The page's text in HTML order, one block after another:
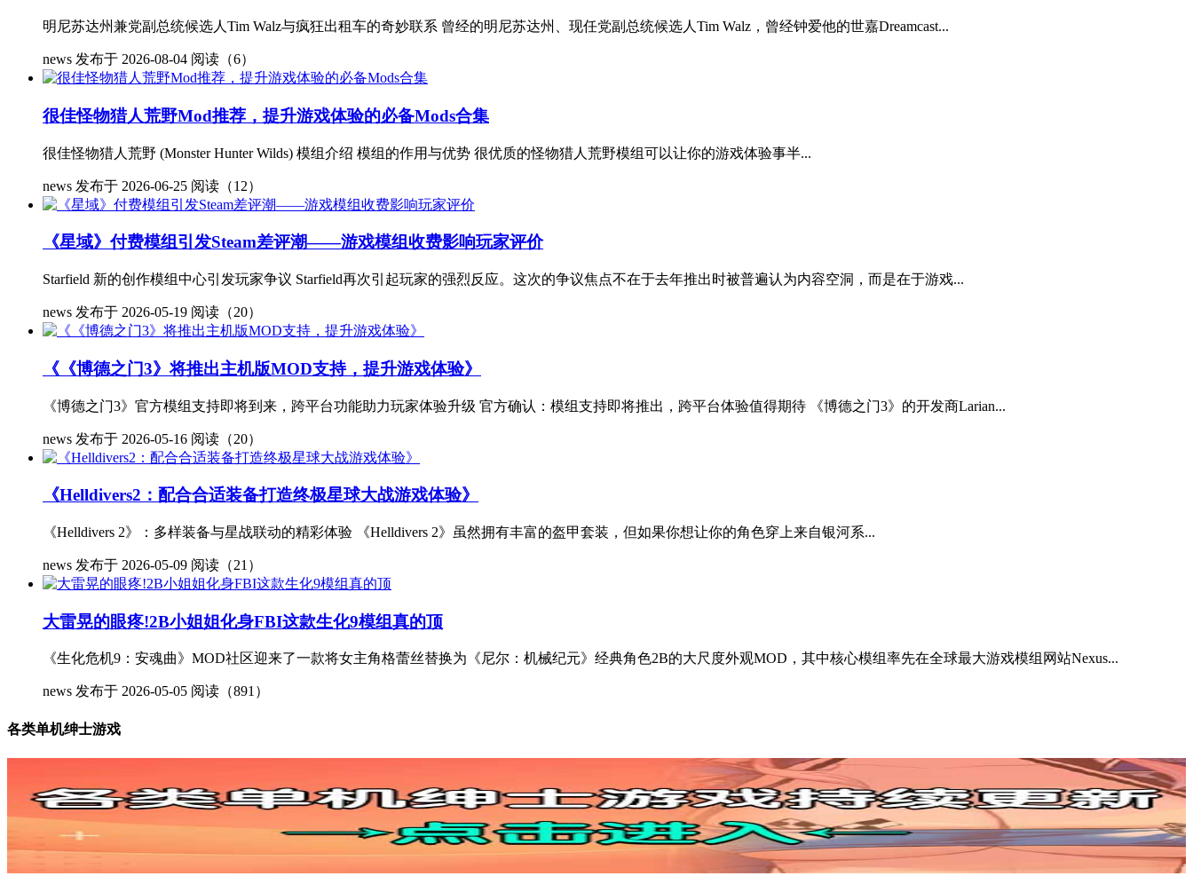
明尼苏达州兼党副总统候选人Tim Walz与疯狂出租车的奇妙联系 曾经的明尼苏达州、现任党副总统候选人Tim Walz，曾经钟爱他的世嘉Dreamcast...
news 发布于 2026-08-04 阅读（6）
很佳怪物猎人荒野Mod推荐，提升游戏体验的必备Mods合集
很佳怪物猎人荒野 (Monster Hunter Wilds) 模组介绍 模组的作用与优势 很优质的怪物猎人荒野模组可以让你的游戏体验事半...
news 发布于 2026-06-25 阅读（12）
《星域》付费模组引发Steam差评潮——游戏模组收费影响玩家评价
Starfield 新的创作模组中心引发玩家争议 Starfield再次引起玩家的强烈反应。这次的争议焦点不在于去年推出时被普遍认为内容空洞，而是在于游戏...
news 发布于 2026-05-19 阅读（20）
《《博德之门3》将推出主机版MOD支持，提升游戏体验》
《博德之门3》官方模组支持即将到来，跨平台功能助力玩家体验升级 官方确认：模组支持即将推出，跨平台体验值得期待 《博德之门3》的开发商Larian...
news 发布于 2026-05-16 阅读（20）
《Helldivers2：配合合适装备打造终极星球大战游戏体验》
《Helldivers 2》：多样装备与星战联动的精彩体验 《Helldivers 2》虽然拥有丰富的盔甲套装，但如果你想让你的角色穿上来自银河系...
news 发布于 2026-05-09 阅读（21）
大雷晃的眼疼!2B小姐姐化身FBI这款生化9模组真的顶
《生化危机9：安魂曲》MOD社区迎来了一款将女主角格蕾丝替换为《尼尔：机械纪元》经典角色2B的大尺度外观MOD，其中核心模组率先在全球最大游戏模组网站Nexus...
news 发布于 2026-05-05 阅读（891）
各类单机绅士游戏